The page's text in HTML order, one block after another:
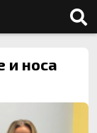
и носа